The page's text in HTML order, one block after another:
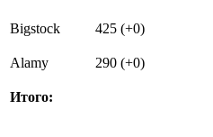
Bigstock 425 (+0)
Alamy 290 (+0)
Итого: